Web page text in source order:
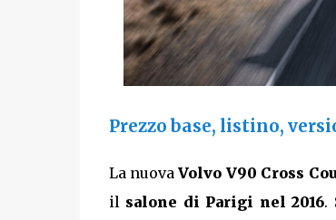
Prezzo base, listino,
La nuovaVolvo V90 Cross
il salone di Parigi nel 2016.